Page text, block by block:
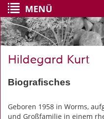
MENÜ
Hildegard Kurt
Biografisches
Geboren 1958 in Worms,
und Großfamilie in einem